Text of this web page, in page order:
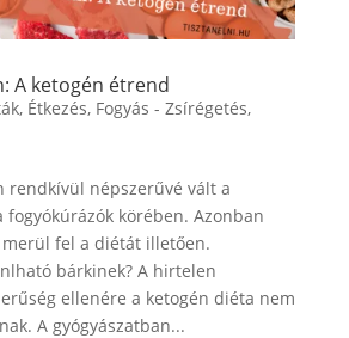
A ketogén étrend
, Étkezés, Fogyás - Zsírégetés,
rendkívül népszerűvé vált a
fogyókúrázók körében. Azonban
fel a diétát illetően.
bárkinek? A hirtelen
ellenére a ketogén diéta nem
A gyógyászatban...